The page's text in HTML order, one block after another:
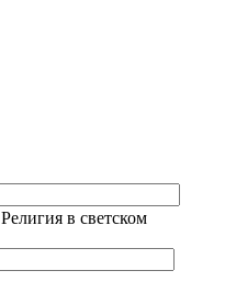
Религия в светском